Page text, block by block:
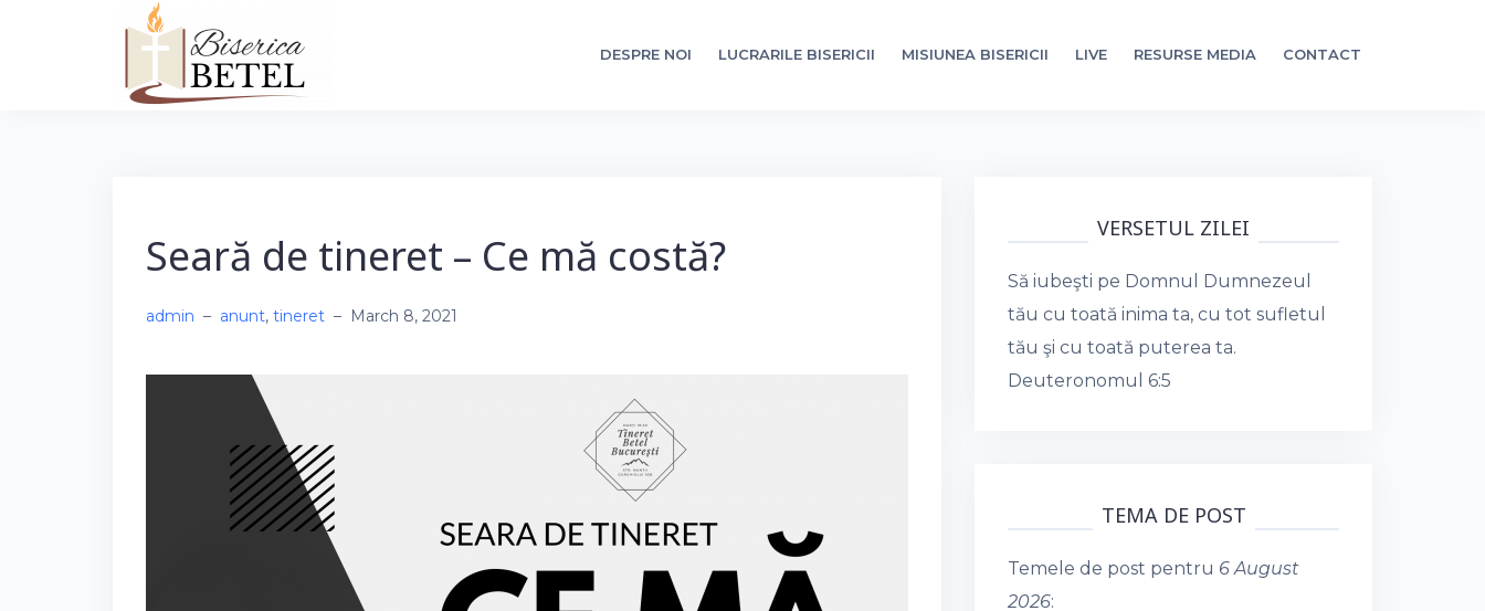
DESPRE NOI LUCRARILE BISERICII MISIUNEA BISERICII LIVE RESURSE MEDIA CONTACT
Seară de tineret – Ce mă costă?
admin – anunt, tineret – March 8, 2021
VERSETUL ZILEI
Să iubeşti pe Domnul Dumnezeul
tău cu toată inima ta, cu tot sufletul
tău şi cu toată puterea ta.
Deuteronomul 6:5
TEMA DE POST
Temele de post pentru 6 August
2026: